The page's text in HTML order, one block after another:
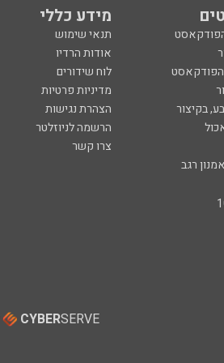
מידע כללי
תנאי שימוש
אודות הרדיו
הפודקאסט
לוח שידורים
מדיניות פרטיות
בקיצור
הצהרת נגישות
הרשמה לניוזלטר
צרו קשר
רגב
CYBERSERVE